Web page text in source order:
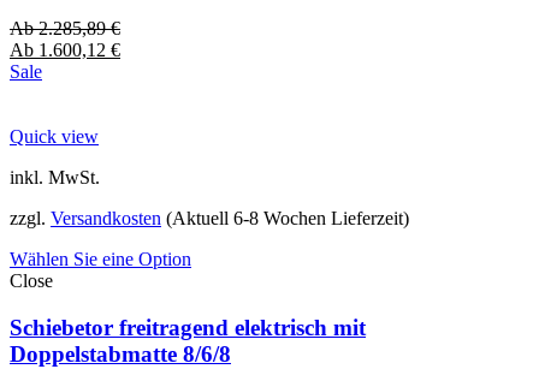
Ab2.285,89€
Ab 1.600,12 €
Sale
Quick view
inkl. MwSt.
zzgl. Versandkosten (Aktuell 6-8 Wochen Lieferzeit)
Wählen Sie eine Option
Close
Schiebetor freitragend elektrisch mit
Doppelstabmatte 8/6/8